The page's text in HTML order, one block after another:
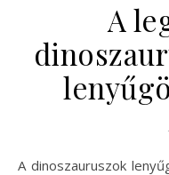
A
A dinoszauruszok lenyűgöző és rejtélyes lények, amelyek